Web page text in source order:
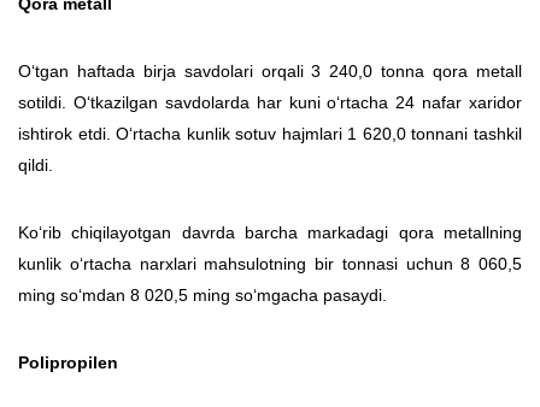
Qora metall
O‘tgan haftada birja savdolari orqali 3 240,0 tonna qora metall
sotildi. O‘tkazilgan savdolarda har kuni o‘rtacha 24 nafar xaridor
ishtirok etdi. O‘rtacha kunlik sotuv hajmlari 1 620,0 tonnani tashkil
qildi.
Ko‘rib chiqilayotgan davrda barcha markadagi qora metallning
kunlik o‘rtacha narxlari mahsulotning bir tonnasi uchun 8 060,5
ming so‘mdan 8 020,5 ming so‘mgacha pasaydi.
Polipropilen